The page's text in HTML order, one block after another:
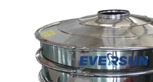
उद्धरण